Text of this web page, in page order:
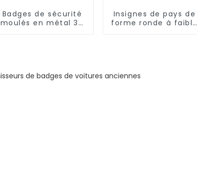
Badges de sécurité
moulés en métal 3D
Insignes de pays de
forme ronde à faible